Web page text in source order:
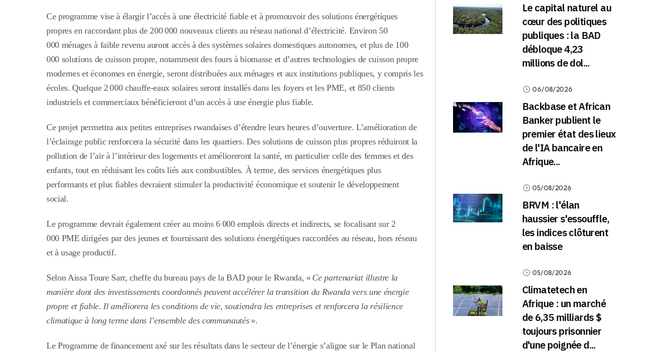
Ce programme vise à élargir l’accès à une électricité fiable et à promouvoir des solutions énergétiques
propres en raccordant plus de 200 000 nouveaux clients au réseau national d’électricité. Environ 50
000 ménages à faible revenu auront accès à des systèmes solaires domestiques autonomes, et plus de 100
000 solutions de cuisson propre, notamment des fours à biomasse et d’autres technologies de cuisson propre
modernes et économes en énergie, seront distribuées aux ménages et aux institutions publiques, y compris les
écoles. Quelque 2 000 chauffe-eaux solaires seront installés dans les foyers et les PME, et 850 clients
industriels et commerciaux bénéficieront d’un accès à une énergie plus fiable.
Ce projet permettra aux petites entreprises rwandaises d’étendre leurs heures d’ouverture. L’amélioration de
l’éclairage public renforcera la sécurité dans les quartiers. Des solutions de cuisson plus propres réduiront la
pollution de l’air à l’intérieur des logements et amélioreront la santé, en particulier celle des femmes et des
enfants, tout en réduisant les coûts liés aux combustibles. À terme, des services énergétiques plus
performants et plus fiables devraient stimuler la productivité économique et soutenir le développement
social.
Le programme devrait également créer au moins 6 000 emplois directs et indirects, se focalisant sur 2
000 PME dirigées par des jeunes et fournissant des solutions énergétiques raccordées au réseau, hors réseau
et à usage productif.
Selon Aissa Toure Sarr, cheffe du bureau pays de la BAD pour le Rwanda, « Ce partenariat illustre la
manière dont des investissements coordonnés peuvent accélérer la transition du Rwanda vers une énergie
propre et fiable. Il améliorera les conditions de vie, soutiendra les entreprises et renforcera la résilience
climatique à long terme dans l’ensemble des communautés».
Le Programme de financement axé sur les résultats dans le secteur de l’énergie s’aligne sur le Plan national
Le capital naturel au
cœur des politiques
publiques : la BAD
débloque 4,23
millions de dol...
06/08/2026
Backbase et African
Banker publient le
premier état des lieux
de l'IA bancaire en
Afrique...
05/08/2026
BRVM : l'élan
haussier s'essouffle,
les indices clôturent
en baisse
05/08/2026
Climatetech en
Afrique : un marché
de 6,35 milliards $
toujours prisonnier
d'une poignée d...